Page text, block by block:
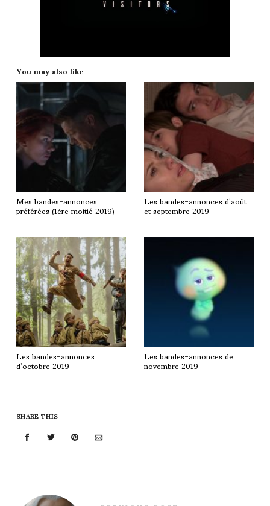
You may also like
Mes bandes-annonces
préférées (1ère moitié 2019) Les bandes-annonces d’août
et septembre 2019
Les bandes-annonces
d’octobre 2019 Les bandes-annonces de
novembre 2019
SHARE THIS